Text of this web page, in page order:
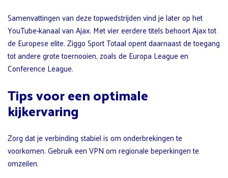
Samenvattingen van deze topwedstrijden vind je later op het
YouTube-kanaal van Ajax. Met vier eerdere titels behoort Ajax tot
de Europese elite. Ziggo Sport Totaal opent daarnaast de toegang
tot andere grote toernooien, zoals de Europa League en
Conference League.
Tips voor een optimale
kijkervaring
Zorg dat je verbinding stabiel is om onderbrekingen te
voorkomen. Gebruik een VPN om regionale beperkingen te
omzeilen.